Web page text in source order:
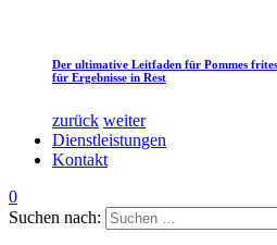
Der ultimative Leitfaden für Pommes
für Ergebnisse in Rest
zurück weiter
Dienstleistungen
Kontakt
0
Suchen nach: